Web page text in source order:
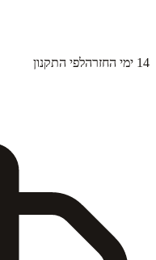
14 ימי החזרה לפי התקנון